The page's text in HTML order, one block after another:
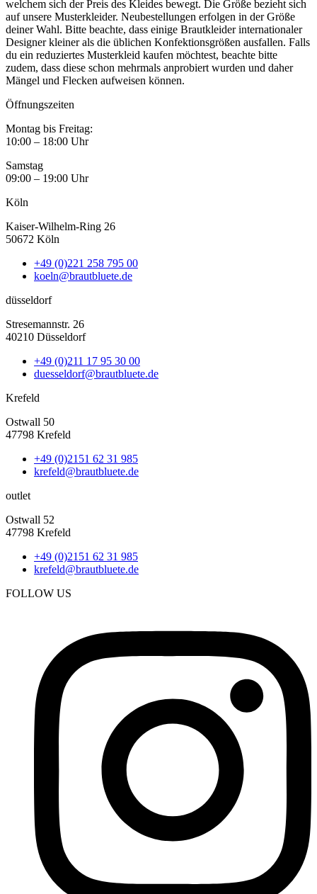
welchem sich der Preis des Kleides bewegt. Die Größe bezieht sich
auf unsere Musterkleider. Neubestellungen erfolgen in der Größe
deiner Wahl. Bitte beachte, dass einige Brautkleider internationaler
Designer kleiner als die üblichen Konfektionsgrößen ausfallen. Falls
du ein reduziertes Musterkleid kaufen möchtest, beachte bitte
zudem, dass diese schon mehrmals anprobiert wurden und daher
Mängel und Flecken aufweisen können.
Öffnungszeiten
Montag bis Freitag:
10:00 – 18:00 Uhr
Samstag
09:00 – 19:00 Uhr
Köln
Kaiser-Wilhelm-Ring 26
50672 Köln
+49 (0)221 258 795 00
koeln@brautbluete.de
düsseldorf
Stresemannstr. 26
40210 Düsseldorf
+49 (0)211 17 95 30 00
duesseldorf@brautbluete.de
Krefeld
Ostwall 50
47798 Krefeld
+49 (0)2151 62 31 985
krefeld@brautbluete.de
outlet
Ostwall 52
47798 Krefeld
+49 (0)2151 62 31 985
krefeld@brautbluete.de
FOLLOW US